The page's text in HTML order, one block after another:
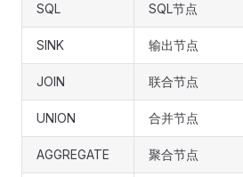
SQL SQL节点
SINK 输出节点
JOIN 联合节点
UNION 合并节点
AGGREGATE 聚合节点